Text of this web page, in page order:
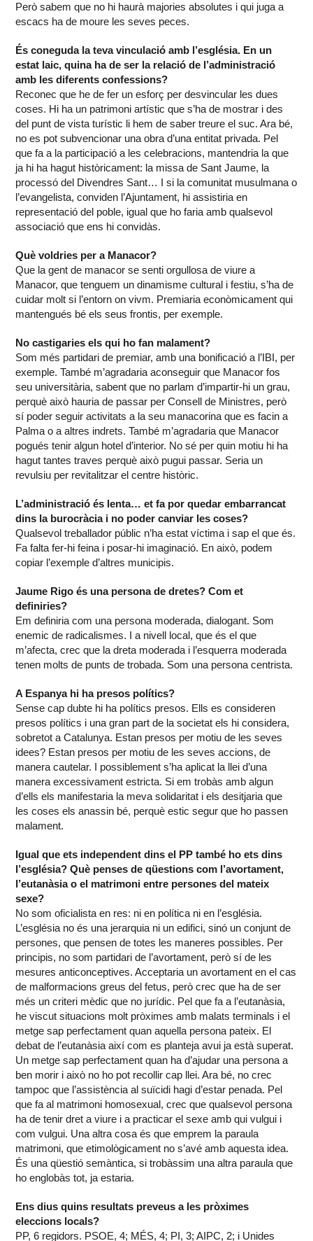
Però sabem que no hi haurà majories absolutes i qui juga a
escacs ha de moure les seves peces.
És coneguda la teva vinculació amb l’església. En un
estat laic, quina ha de ser la relació de l’administració
amb les diferents confessions?
Reconec que he de fer un esforç per desvincular les dues
coses. Hi ha un patrimoni artístic que s’ha de mostrar i des
del punt de vista turístic li hem de saber treure el suc. Ara bé,
no es pot subvencionar una obra d’una entitat privada. Pel
que fa a la participació a les celebracions, mantendria la que
ja hi ha hagut històricament: la missa de Sant Jaume, la
processó del Divendres Sant… I si la comunitat musulmana o
l’evangelista, conviden l’Ajuntament, hi assistiria en
representació del poble, igual que ho faria amb qualsevol
associació que ens hi convidàs.
Què voldries per a Manacor?
Que la gent de manacor se senti orgullosa de viure a
Manacor, que tenguem un dinamisme cultural i festiu, s’ha de
cuidar molt si l’entorn on vivm. Premiaria econòmicament qui
mantengués bé els seus frontis, per exemple.
No castigaries els qui ho fan malament?
Som més partidari de premiar, amb una bonificació a l’IBI, per
exemple. També m’agradaria aconseguir que Manacor fos
seu universitària, sabent que no parlam d’impartir-hi un grau,
perquè això hauria de passar per Consell de Ministres, però
sí poder seguir activitats a la seu manacorina que es facin a
Palma o a altres indrets. També m’agradaria que Manacor
pogués tenir algun hotel d’interior. No sé per quin motiu hi ha
hagut tantes traves perquè això pugui passar. Seria un
revulsiu per revitalitzar el centre històric.
L’administració és lenta… et fa por quedar embarrancat
dins la burocràcia i no poder canviar les coses?
Qualsevol treballador públic n’ha estat víctima i sap el que és.
Fa falta fer-hi feina i posar-hi imaginació. En això, podem
copiar l’exemple d’altres municipis.
Jaume Rigo és una persona de dretes? Com et
definiries?
Em definiria com una persona moderada, dialogant. Som
enemic de radicalismes. I a nivell local, que és el que
m’afecta, crec que la dreta moderada i l’esquerra moderada
tenen molts de punts de trobada. Som una persona centrista.
A Espanya hi ha presos polítics?
Sense cap dubte hi ha polítics presos. Ells es consideren
presos polítics i una gran part de la societat els hi considera,
sobretot a Catalunya. Estan presos per motiu de les seves
idees? Estan presos per motiu de les seves accions, de
manera cautelar. I possiblement s’ha aplicat la llei d’una
manera excessivament estricta. Si em trobàs amb algun
d’ells els manifestaria la meva solidaritat i els desitjaria que
les coses els anassin bé, perquè estic segur que ho passen
malament.
Igual que ets independent dins el PP també ho ets dins
l’església? Què penses de qüestions com l’avortament,
l’eutanàsia o el matrimoni entre persones del mateix
sexe?
No som oficialista en res: ni en política ni en l’església.
L’església no és una jerarquia ni un edifici, sinó un conjunt de
persones, que pensen de totes les maneres possibles. Per
principis, no som partidari de l’avortament, però sí de les
mesures anticonceptives. Acceptaria un avortament en el cas
de malformacions greus del fetus, però crec que ha de ser
més un criteri mèdic que no jurídic. Pel que fa a l’eutanàsia,
he viscut situacions molt pròximes amb malats terminals i el
metge sap perfectament quan aquella persona pateix. El
debat de l’eutanàsia així com es planteja avui ja està superat.
Un metge sap perfectament quan ha d’ajudar una persona a
ben morir i això no ho pot recollir cap llei. Ara bé, no crec
tampoc que l’assistència al suïcidi hagi d’estar penada. Pel
que fa al matrimoni homosexual, crec que qualsevol persona
ha de tenir dret a viure i a practicar el sexe amb qui vulgui i
com vulgui. Una altra cosa és que emprem la paraula
matrimoni, que etimològicament no s’avé amb aquesta idea.
És una qüestió semàntica, si trobàssim una altra paraula que
ho englobàs tot, ja estaria.
Ens dius quins resultats preveus a les pròximes
eleccions locals?
PP, 6 regidors. PSOE, 4; MÉS, 4; PI, 3; AIPC, 2; i Unides